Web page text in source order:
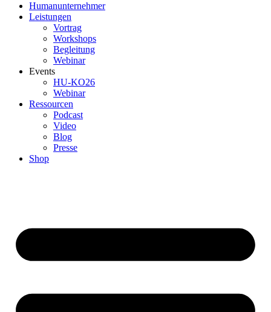
Humanunternehmer
Leistungen
Vortrag
Workshops
Begleitung
Webinar
Events
HU-KO26
Webinar
Ressourcen
Podcast
Video
Blog
Presse
Shop